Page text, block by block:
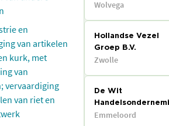
en
van artikelen
kurk, met
van
vervaardiging
van riet en
Wolvega
Hollandse Vezel
Groep B.V.
Zwolle
De Wit
Emmeloord